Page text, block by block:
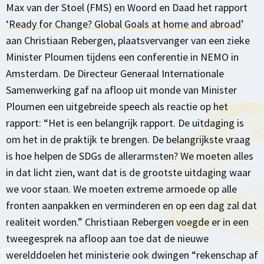
Max van der Stoel (FMS) en Woord en Daad het rapport
‘Ready for Change? Global Goals at home and abroad’
aan Christiaan Rebergen, plaatsvervanger van een zieke
Minister Ploumen tijdens een conferentie in NEMO in
Amsterdam. De Directeur Generaal Internationale
Samenwerking gaf na afloop uit monde van Minister
Ploumen een uitgebreide speech als reactie op het
rapport: “Het is een belangrijk rapport. De uitdaging is
om het in de praktijk te brengen. De belangrijkste vraag
is hoe helpen de SDGs de allerarmsten? We moeten alles
in dat licht zien, want dat is de grootste uitdaging waar
we voor staan. We moeten extreme armoede op alle
fronten aanpakken en verminderen en op een dag zal dat
realiteit worden.” Christiaan Rebergen voegde er in een
tweegesprek na afloop aan toe dat de nieuwe
werelddoelen het ministerie ook dwingen “rekenschap af